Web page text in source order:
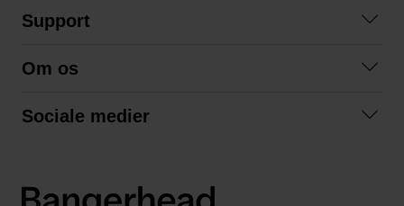
Support
Betingelser
Om os
Sociale medier
LinkedIn